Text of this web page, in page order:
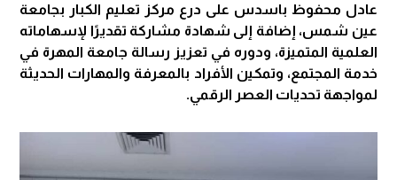
عادل محفوظ باسدس على درع مركز تعليم الكبار بجامعة
عين شمس، إضافة إلى شهادة مشاركة تقديرًا لإسهاماته
العلمية المتميزة، ودوره في تعزيز رسالة جامعة المهرة في
خدمة المجتمع، وتمكين الأفراد بالمعرفة والمهارات الحديثة
لمواجهة تحديات العصر الرقمي.